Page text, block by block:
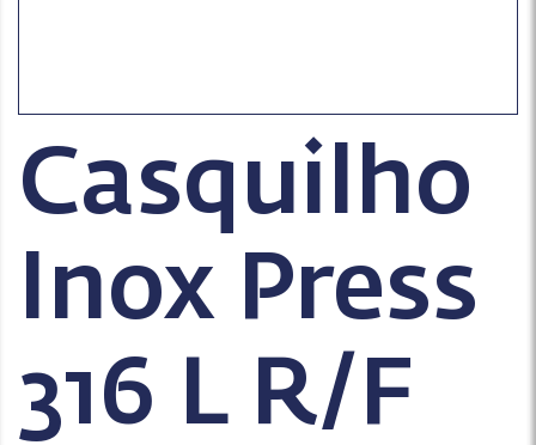
Casquilho
Inox Press
316 L R/F